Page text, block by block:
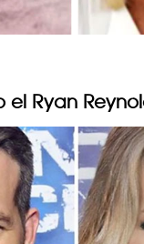
el Ryan